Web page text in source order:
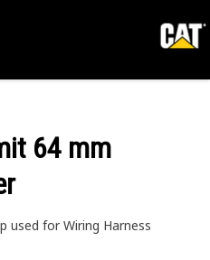
64 mm
for Wiring Harness